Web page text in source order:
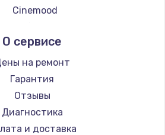
жесткого диска
Заказать
цепей питания
2500 руб.
Заказать
Cinemood
Barco
Xgimi
Canon
JVC
Casio
Hiper
О сервисе
на ремонт
Гарантия
Отзывы
Диагностика
и доставка